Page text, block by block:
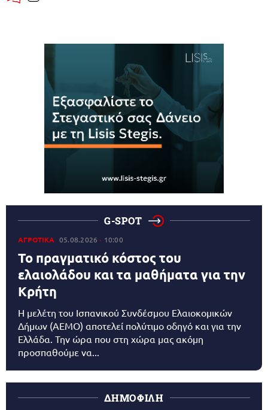
G-SPOT
ΑΓΡΟΤΙΚΑ 05.08.2026 10:00
Το πραγματικό κόστος του
ελαιολάδου και τα μαθήματα για την
Κρήτη
Η μελέτη του Ισπανικού Συνδέσμου Ελαιοκομικών
Δήμων (AEMO) αποτελεί πολύτιμο οδηγό και για την
Ελλάδα. Την ώρα που στη χώρα μας ακόμη
προσπαθούμε να...
ΔΗΜΟΦΙΛΗ